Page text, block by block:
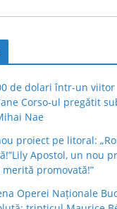
de dolari într-un viitor
Corso-ul pregătit
Nae
proiect pe litoral:
Apostol, un nou
promovată!”
Operei Naționale